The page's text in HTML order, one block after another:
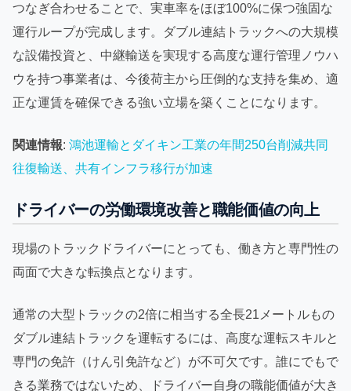
つなぎ合わせることで、実車率をほぼ100%に保つ強固な
運行ループが完成します。ダブル連結トラックへの大規模
な設備投資と、中継輸送を実現する高度な運行管理ノウハ
ウを持つ事業者は、今後荷主から圧倒的な支持を集め、適
正な運賃を確保できる強い立場を築くことになります。
関連情報: 鴻池運輸とダイキン工業の年間250台削減共同
往復輸送、共有インフラ移行が加速
ドライバーの労働環境改善と職能価値の向上
現場のトラックドライバーにとっても、働き方と専門性の
両面で大きな転換点となります。
通常の大型トラックの2倍に相当する全長21メートルもの
ダブル連結トラックを運転するには、高度な運転スキルと
専門の免許（けん引免許など）が不可欠です。誰にでもで
きる業務ではないため、ドライバー自身の職能価値が大き